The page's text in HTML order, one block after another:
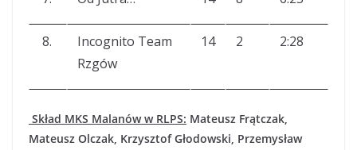
8.
Incognito Team
Rzgów
14 2 2:28
Skład MKS Malanów w RLPS: Mateusz Frątczak,
Mateusz Olczak, Krzysztof Głodowski, Przemysław